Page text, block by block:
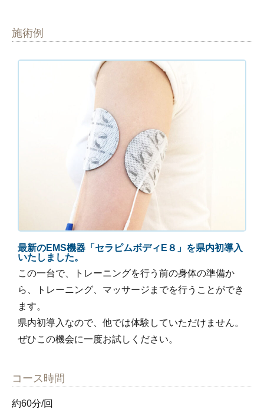
施術例
最新のEMS機器「セラピムボディE８」を県内初導入
いたしました。
この一台で、トレーニングを行う前の身体の準備か
ら、トレーニング、マッサージまでを行うことができ
ます。
県内初導入なので、他では体験していただけません。
ぜひこの機会に一度お試しください。
コース時間
約60分/回